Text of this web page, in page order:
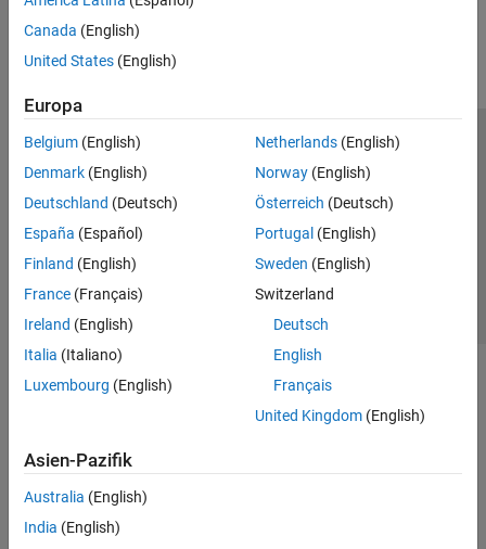
Canada (English)
United States (English)
Europa
Belgium (English)
Denmark (English)
Deutschland (Deutsch)
España (Español)
Finland (English)
France (Français)
Ireland (English)
Italia (Italiano)
Luxembourg (English)
Netherlands(English)
Norway(English)
Österreich (Deutsch)
Portugal (English)
Sweden (English)
Switzerland
Deutsch
English
Français
United Kingdom(English)
Asien-Pazifik
Australia (English)
India (English)
Trust Center
Datenschutz-Richtlinien
Datendiebstahl verhindern
Status von Anwendungen
© 1994-2026 The MathWorks, Inc.
Website auswählen
Deutschland